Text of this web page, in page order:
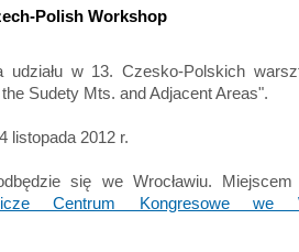
Polish Workshop
udziału w 13. Czesko-Polskich
Sudety Mts. and Adjacent Areas".
listopada 2012 r.
się we Wrocławiu.
Centrum Kongresowe we